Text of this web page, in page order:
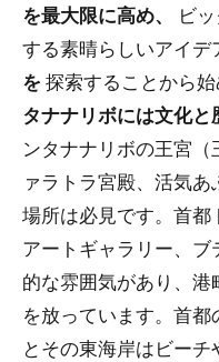
を最大限に高め、
ビ
する素晴らしいアイデ
を 探索することから
タナナリボには文化と
ンタナナリボの王宮
ァラトラ宮殿、活気
場所は必見です。首都
アートギャラリー、
的な雰囲気があり、
を放っています。首
とその東海岸はビー